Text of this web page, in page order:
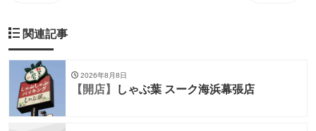
関連記事
2026年8月8日
【開店】 しゃぶ葉 スーク海浜幕張店